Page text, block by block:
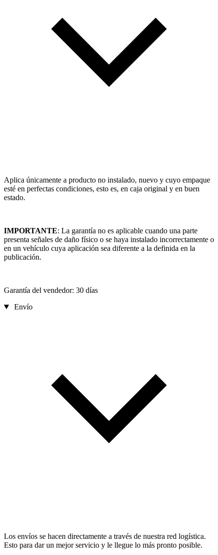
Aplica únicamente a producto no instalado, nuevo y cuyo empaque
esté en perfectas condiciones, esto es, en caja original y en buen
estado.
IMPORTANTE: La garantía no es aplicable cuando una parte
presenta señales de daño físico o se haya instalado incorrectamente o
en un vehículo cuya aplicación sea diferente a la definida en la
publicación.
Garantía del vendedor: 30 días
Envío
Los envíos se hacen directamente a través de nuestra red logística.
Esto para dar un mejor servicio y le llegue lo más pronto posible.